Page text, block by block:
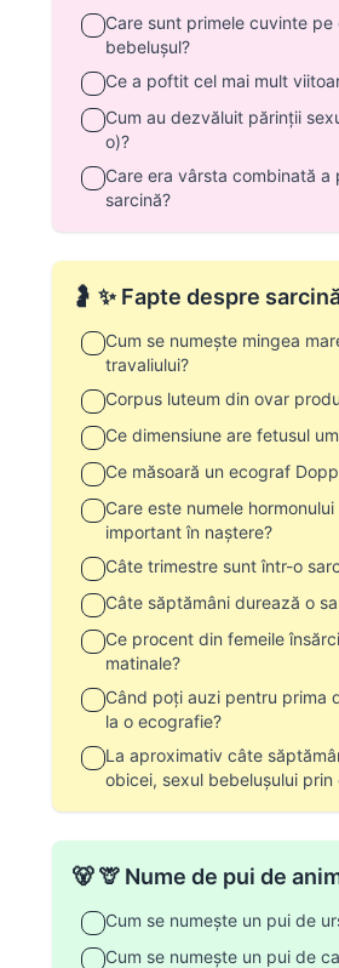
Care sunt primele cuvinte
bebelușul?
Ce a poftit cel mai mult
Cum au dezvăluit părinții
o)?
Care era vârsta combinată
sarcină?
🤰 ✨ Fapte despre
Cum se numește mingea
travaliului?
Corpus luteum din ovar
Ce dimensiune are fetusul
Ce măsoară un ecograf
Care este numele
important în naștere?
Câte trimestre sunt într-o
Câte săptămâni durează o
Ce procent din femeile
matinale?
Când poți auzi pentru prima
la o ecografie?
La aproximativ câte
obicei, sexul bebelușului prin
🐻 🦒 Nume de pui de
Cum se numește un pui de
Cum se numește un pui de